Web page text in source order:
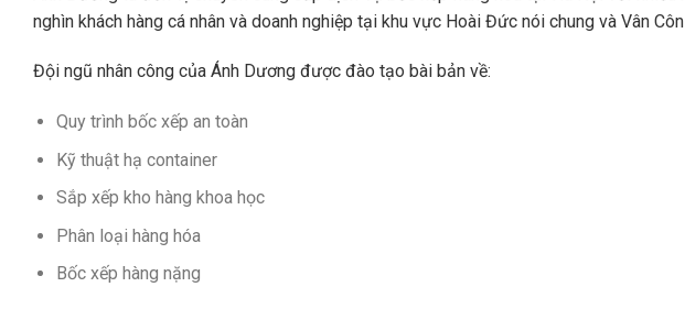
nghìn khách hàng cá nhân và doanh nghiệp tại khu vực Hoài Đức nói chung và Vân
Đội ngũ nhân công của Ánh Dương được đào tạo bài bản về:
Quy trình bốc xếp an toàn
Kỹ thuật hạ container
Sắp xếp kho hàng khoa học
Phân loại hàng hóa
Bốc xếp hàng nặng